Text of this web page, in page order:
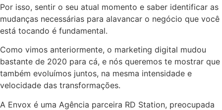
Por isso, sentir o seu atual momento e saber identificar as
mudanças necessárias para alavancar o negócio que você
está tocando é fundamental.
Como vimos anteriormente, o marketing digital mudou
bastante de 2020 para cá, e nós queremos te mostrar que
também evoluímos juntos, na mesma intensidade e
velocidade das transformações.
A Envox é uma Agência parceira RD Station, preocupada